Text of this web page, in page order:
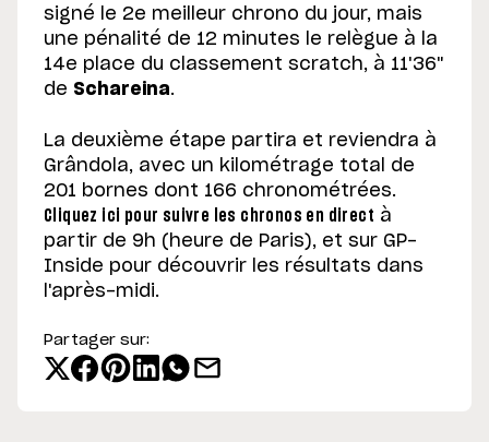
signé le 2e meilleur chrono du jour, mais
une pénalité de 12 minutes le relègue à la
14e place du classement scratch, à 11'36"
de Schareina.
La deuxième étape partira et reviendra à
Grândola, avec un kilométrage total de
201 bornes dont 166 chronométrées.
Cliquez ici pour suivre les chronos en direct à
partir de 9h (heure de Paris), et sur GP-
Inside pour découvrir les résultats dans
l'après-midi.
Partager sur: